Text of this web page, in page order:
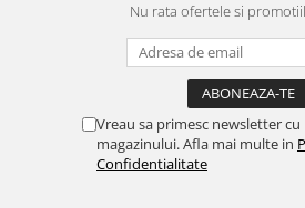
Nu rata ofertele si
Vreau sa primesc newsletter
magazinului. Afla mai multe in
Confidentialitate